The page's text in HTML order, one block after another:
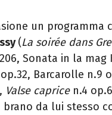
un programma
(La soirée dans
Sonata in la mag
Barcarolle n.9
Valse capricen.4
brano da lui stesso